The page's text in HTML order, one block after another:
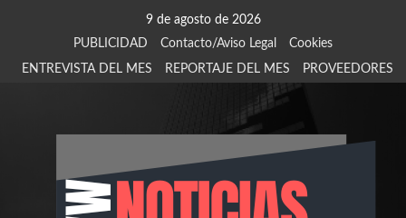
9 de agosto de 2026
PUBLICIDAD
Contacto/Aviso Legal
Cookies
ENTREVISTA DEL MES
REPORTAJE DEL MES PROVEEDORES